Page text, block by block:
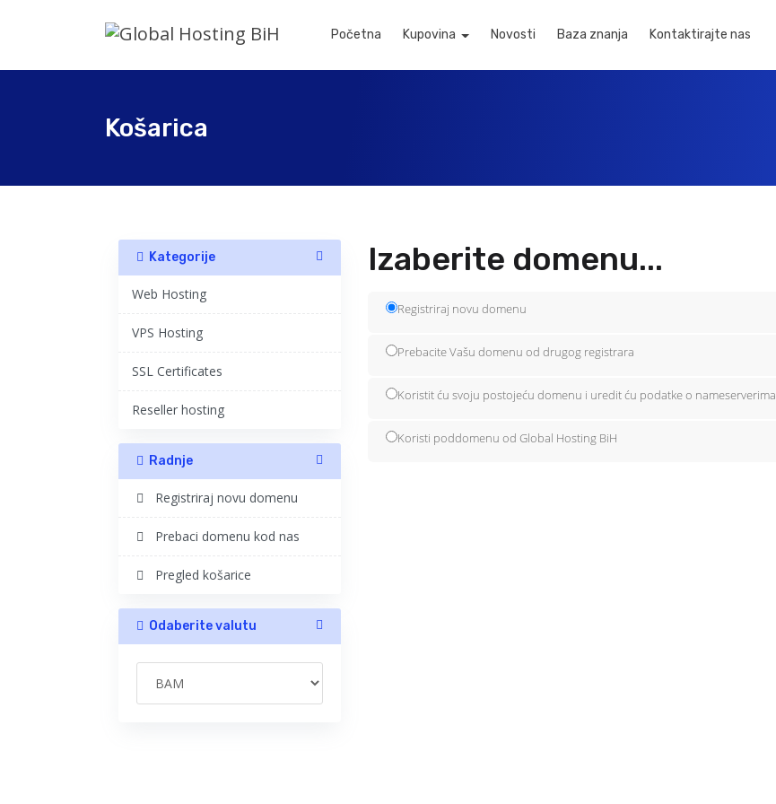
Početna Kupovina Novosti Baza znanja Kontaktirajte nas
Košarica
Kategorije
Web Hosting
VPS Hosting
SSL Certificates
Reseller hosting
Radnje
Registriraj novu domenu
Prebaci domenu kod nas
Pregled košarice
Odaberite valutu
Izaberite domenu...
Registriraj novu domenu
Prebacite Vašu domenu od drugog registrara
Koristit ću svoju postojeću domenu i uredit ću podatke o nameserverima
Koristi poddomenu od Global Hosting BiH